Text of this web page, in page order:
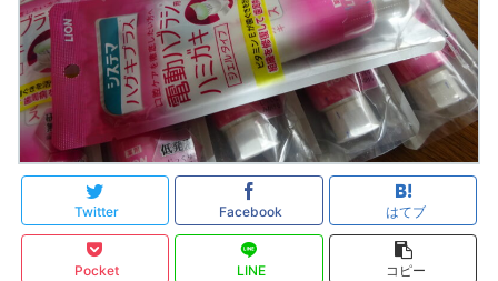
Twitter Facebook はてブ
Pocket LINE コピー